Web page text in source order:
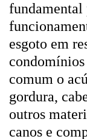
fundamental
esgoto em
comum o
gordura,
outros
canos e